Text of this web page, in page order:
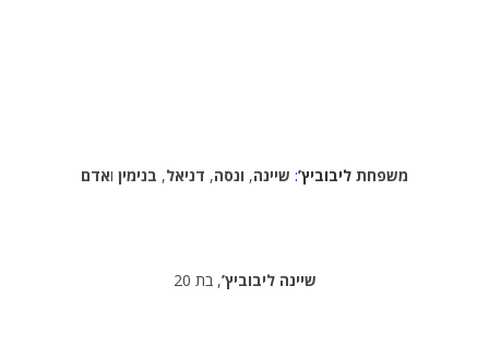
משפחת ליבוביץ’: שיינה, ונסה, דניאל, בנימין ואדם
שיינה ליבוביץ’, בת 20